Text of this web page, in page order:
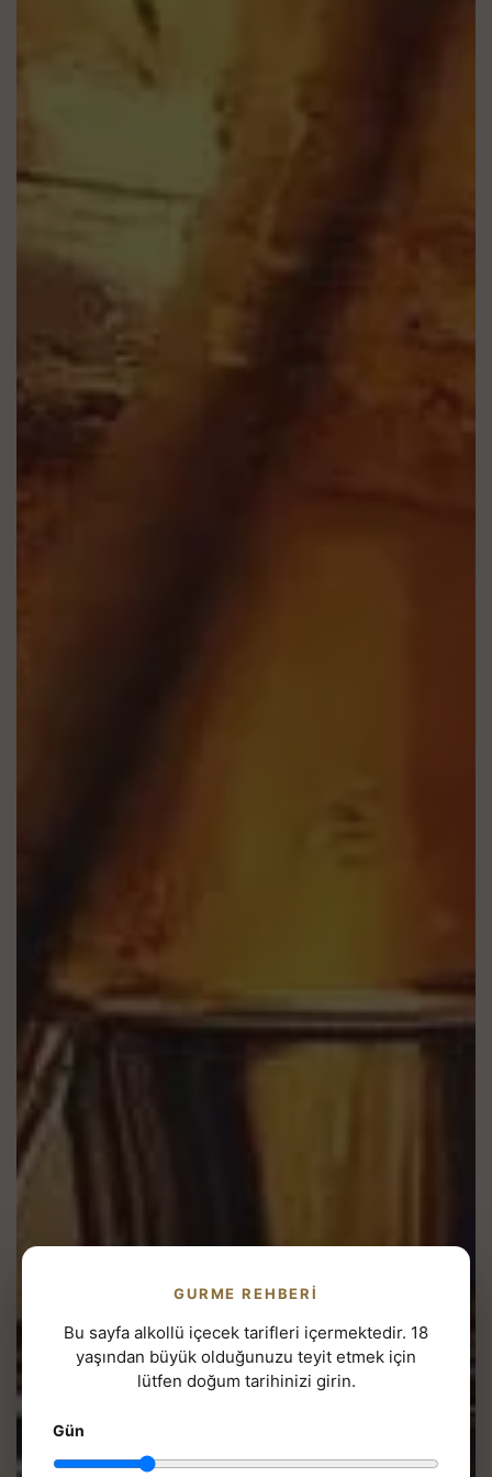
GURME REHBERI
Bu sayfa alkollü içecek tarifleri içermektedir. 18
yaşından büyük olduğunuzu teyit etmek için
lütfen doğum tarihinizi girin.
Gün